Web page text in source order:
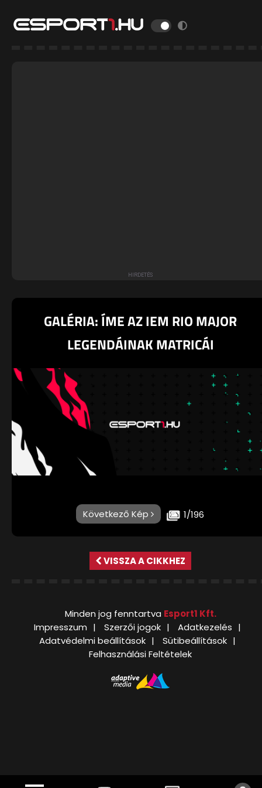
GALÉRIA: ÍME AZ IEM RIO MAJOR
LEGENDÁINAK MATRICÁI
1/196
Következő Kép
VISSZA A CIKKHEZ
Minden jog fenntartva Esport1 Kft.
Impresszum
Szerzői jogok
Adatkezelés
Adatvédelmi beállítások
Sütibeállítások
Felhasználási Feltételek